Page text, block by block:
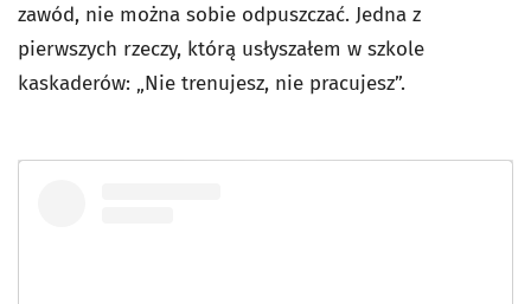
zawód, nie można sobie odpuszczać. Jedna z
pierwszych rzeczy, którą usłyszałem w szkole
kaskaderów: „Nie trenujesz, nie pracujesz”.